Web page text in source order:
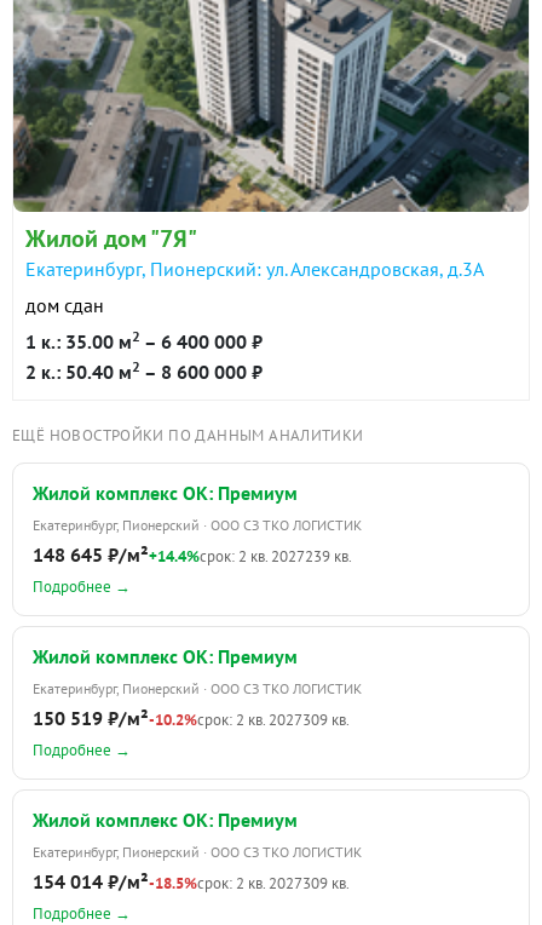
Жилой дом "7Я"
Екатеринбург, Пионерский: ул. Александровская, д.3А
дом сдан
1 к.: 35.00 м2 – 6 400 000 ₽
2 к.: 50.40 м2 – 8 600 000 ₽
ЕЩЁ НОВОСТРОЙКИ ПО ДАННЫМ АНАЛИТИКИ
Жилой комплекс ОК: Премиум
Екатеринбург, Пионерский · ООО СЗ ТКО ЛОГИСТИК
148 645 ₽/м²+14.4%срок: 2 кв. 2027239 кв.
Подробнее →
Жилой комплекс ОК: Премиум
Екатеринбург, Пионерский · ООО СЗ ТКО ЛОГИСТИК
150 519 ₽/м²-10.2%срок: 2 кв. 2027309 кв.
Подробнее →
Жилой комплекс ОК: Премиум
Екатеринбург, Пионерский · ООО СЗ ТКО ЛОГИСТИК
154 014 ₽/м²-18.5%срок: 2 кв. 2027309 кв.
Подробнее →